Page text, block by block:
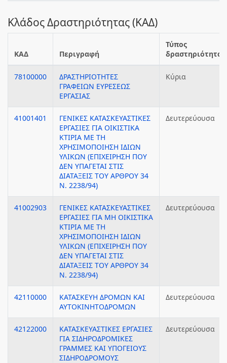
Κλάδος Δραστηριότητας (ΚΑΔ)
ΚΑΔ Περιγραφή
Τύπος
δραστηριότητας
78100000
ΔΡΑΣΤΗΡΙΟΤΗΤΕΣ
ΓΡΑΦΕΙΩΝ ΕΥΡΕΣΕΩΣ
ΕΡΓΑΣΙΑΣ
Κύρια
41001401
ΓΕΝΙΚΕΣ ΚΑΤΑΣΚΕΥΑΣΤΙΚΕΣ
ΕΡΓΑΣΙΕΣ ΓΙΑ ΟΙΚΙΣΤΙΚΑ
ΚΤΙΡΙΑ ΜΕ ΤΗ
ΧΡΗΣΙΜΟΠΟΙΗΣΗ ΙΔΙΩΝ
ΥΛΙΚΩΝ (ΕΠΙΧΕΙΡΗΣΗ ΠΟΥ
ΔΕΝ ΥΠΑΓΕΤΑΙ ΣΤΙΣ
ΔΙΑΤΑΞΕΙΣ ΤΟΥ ΑΡΘΡΟΥ 34
Ν. 2238/94)
Δευτερεύουσα
41002903
ΓΕΝΙΚΕΣ ΚΑΤΑΣΚΕΥΑΣΤΙΚΕΣ
ΕΡΓΑΣΙΕΣ ΓΙΑ ΜΗ ΟΙΚΙΣΤΙΚΑ
ΚΤΙΡΙΑ ΜΕ ΤΗ
ΧΡΗΣΙΜΟΠΟΙΗΣΗ ΙΔΙΩΝ
ΥΛΙΚΩΝ (ΕΠΙΧΕΙΡΗΣΗ ΠΟΥ
ΔΕΝ ΥΠΑΓΕΤΑΙ ΣΤΙΣ
ΔΙΑΤΑΞΕΙΣ ΤΟΥ ΑΡΘΡΟΥ 34
Ν. 2238/94)
Δευτερεύουσα
42110000
ΚΑΤΑΣΚΕΥΗ ΔΡΟΜΩΝ ΚΑΙ
ΑΥΤΟΚΙΝΗΤΟΔΡΟΜΩΝ
Δευτερεύουσα
42122000
ΚΑΤΑΣΚΕΥΑΣΤΙΚΕΣ ΕΡΓΑΣΙΕΣ
ΓΙΑ ΣΙΔΗΡΟΔΡΟΜΙΚΕΣ
ΓΡΑΜΜΕΣ ΚΑΙ ΥΠΟΓΕΙΟΥΣ
ΣΙΔΗΡΟΔΡΟΜΟΥΣ
Δευτερεύουσα